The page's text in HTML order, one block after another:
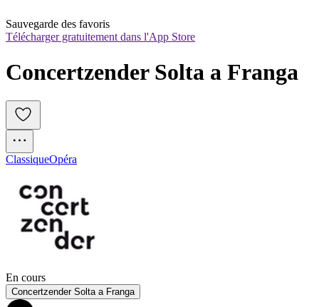
Sauvegarde des favoris
Télécharger gratuitement dans l'App Store
Concertzender Solta a Franga
ClassiqueOpéra
En cours
Concertzender Solta a Franga